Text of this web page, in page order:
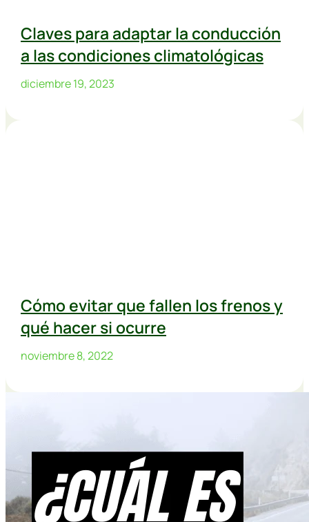
Claves para adaptar la conducción
a las condiciones climatológicas
diciembre 19, 2023
Cómo evitar que fallen los frenos y
qué hacer si ocurre
noviembre 8, 2022